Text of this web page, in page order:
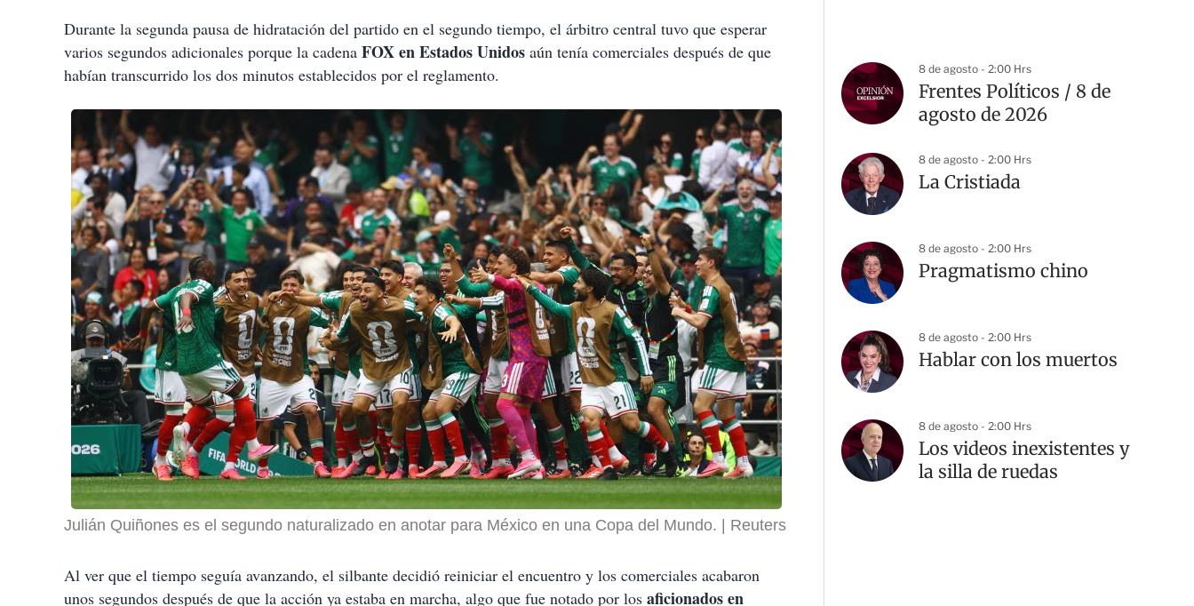
Durante la segunda pausa de hidratación del partido en el segundo tiempo, el árbitro central tuvo que esperar
varios segundos adicionales porque la cadena FOX en Estados Unidos aún tenía comerciales después de que
habían transcurrido los dos minutos establecidos por el reglamento.
Julián Quiñones es el segundo naturalizado en anotar para México en una Copa del Mundo. Reuters
Al ver que el tiempo seguía avanzando, el silbante decidió reiniciar el encuentro y los comerciales acabaron
unos segundos después de que la acción ya estaba en marcha, algo que fue notado por los aficionados en
8 de agosto - 2:00 Hrs
Frentes Políticos / 8 de
agosto de 2026
8 de agosto - 2:00 Hrs
La Cristiada
8 de agosto - 2:00 Hrs
Pragmatismo chino
8 de agosto - 2:00 Hrs
Hablar con los muertos
8 de agosto - 2:00 Hrs
Los videos inexistentes y
la silla de ruedas